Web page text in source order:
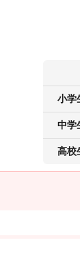
小学
中学
高校